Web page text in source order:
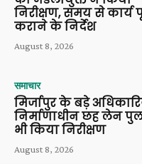
निरीक्षण, समय से कार्य
कराने के निर्देश
August 8, 2026
समाचार
मिर्जापुर के बड़े
निर्माणाधीन छह लेन
भी किया निरीक्षण
August 8, 2026